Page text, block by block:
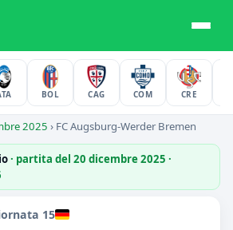
BOL CAG COM CRE
2025 › FC Augsburg-Werder Bremen
· partita del 20 dicembre 2025 ·
15